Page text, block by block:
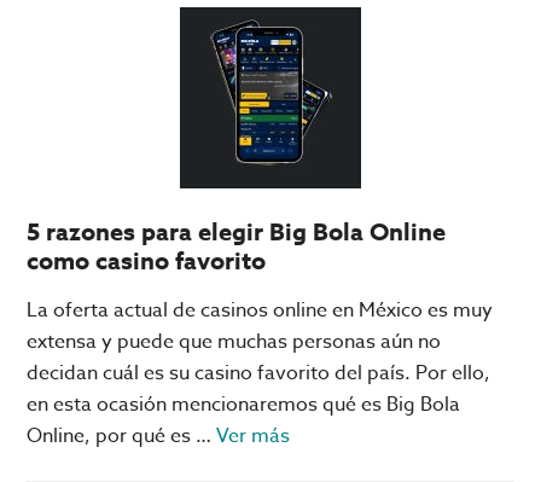
Checo
Pérez
calienta
para
su
primera
con
Cadillac
5 razones para elegir Big Bola Online
como casino favorito
La oferta actual de casinos online en México es muy
extensa y puede que muchas personas aún no
decidan cuál es su casino favorito del país. Por ello,
en esta ocasión mencionaremos qué es Big Bola
Online, por qué es …Ver másacerca